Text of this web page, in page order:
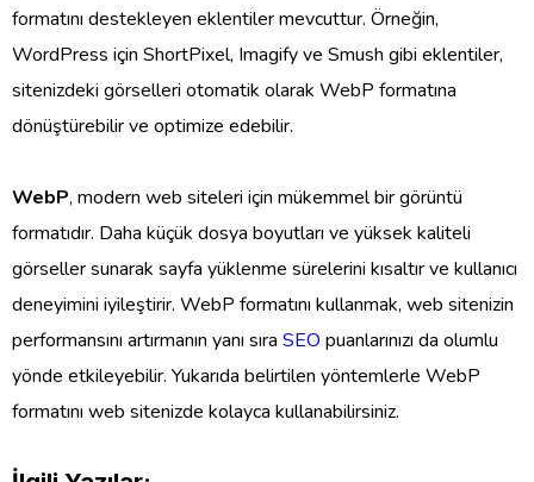
formatını destekleyen eklentiler mevcuttur. Örneğin,
WordPress için ShortPixel, Imagify ve Smush gibi eklentiler,
sitenizdeki görselleri otomatik olarak WebP formatına
dönüştürebilir ve optimize edebilir.
WebP, modern web siteleri için mükemmel bir görüntü
formatıdır. Daha küçük dosya boyutları ve yüksek kaliteli
görseller sunarak sayfa yüklenme sürelerini kısaltır ve kullanıcı
deneyimini iyileştirir. WebP formatını kullanmak, web sitenizin
performansını artırmanın yanı sıra SEO puanlarınızı da olumlu
yönde etkileyebilir. Yukarıda belirtilen yöntemlerle WebP
formatını web sitenizde kolayca kullanabilirsiniz.